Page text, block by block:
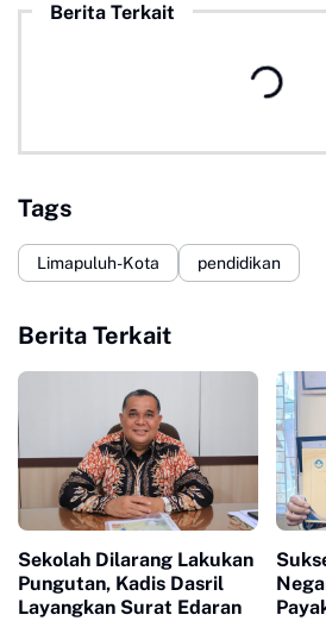
Berita Terkait
Tags
Limapuluh-Kota pendidikan
Berita Terkait
Sekolah Dilarang Lakukan
Pungutan, Kadis Dasril
Layangkan Surat Edaran